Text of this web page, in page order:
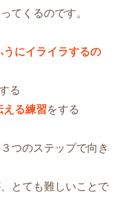
てくるのです。
にイライラするの
る
える練習をする
つのステップで向き
とても難しいことで